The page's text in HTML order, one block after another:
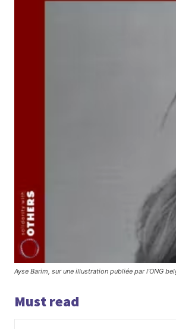
Ayse Barim, sur une illustration publiée par l’ONG
Must read